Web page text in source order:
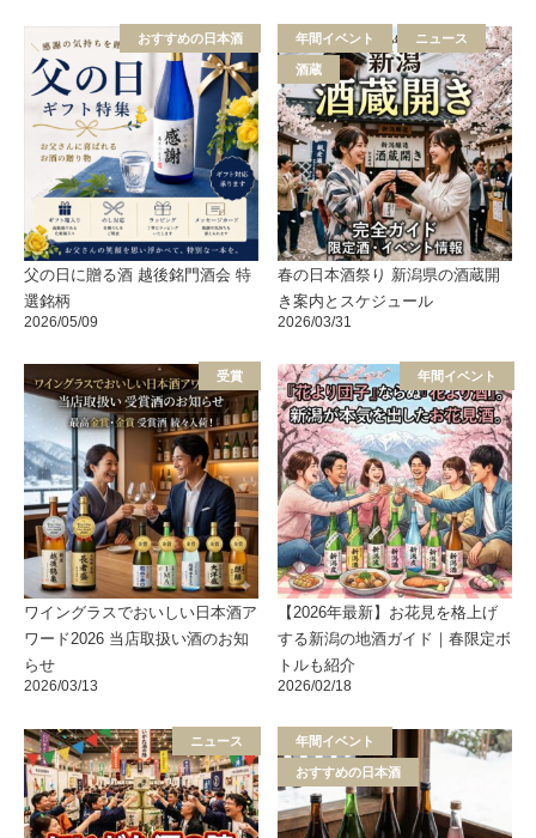
おすすめの日本酒
父の日に贈る酒 越後銘門酒会 特
選銘柄
2026/05/09
年間イベント ニュース
酒蔵
春の日本酒祭り 新潟県の酒蔵開
き案内とスケジュール
2026/03/31
受賞
ワイングラスでおいしい日本酒ア
ワード2026 当店取扱い酒のお知
らせ
2026/03/13
年間イベント
【2026年最新】お花見を格上げ
する新潟の地酒ガイド｜春限定ボ
トルも紹介
2026/02/18
ニュース 年間イベント
おすすめの日本酒